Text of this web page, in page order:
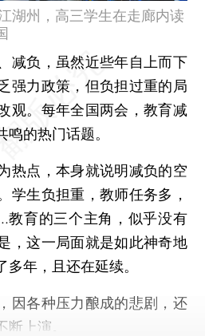
湖州，高三学生在走廊内读
减负，虽然近些年自上而下
强力政策，但负担过重的局
观。每年全国两会，教育减
的热门话题。
点，本身就说明减负的空
学生负担重，教师任务多，
育的三个主角，似乎没有
，这一局面就是如此神奇地
年，且还在延续。
各种压力酿成的悲剧，还
上演。